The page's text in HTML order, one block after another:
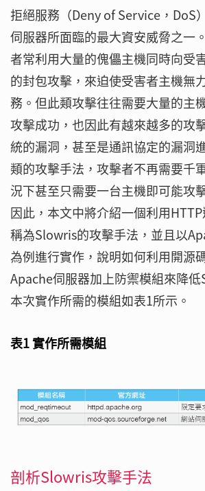
拒絕服務（Deny of Service，DoS
伺服器所面臨的最大資安威脅之一
者常利用大量的傀儡主機同時向受
的封包攻擊，來迫使受害者主機無
務。但此類攻擊往往需要大量的主
攻擊成功，也因此有越來越多的攻
統的漏洞，甚至是通訊協定的漏洞
類的攻擊手法，攻擊者不再需要千
況下甚至只需要一台主機即可能攻
因此，本文中將介紹一個利用
稱為Slowris的攻擊手法，並且以
為例進行實作，說明如何利用開源
Apache伺服器加上防禦模組來降低
本次實作所需的模組如表1所示。
表1 實作所需模組
剖析Slowris攻擊手法